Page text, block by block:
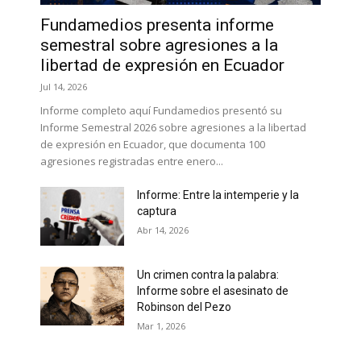
Fundamedios presenta informe
semestral sobre agresiones a la
libertad de expresión en Ecuador
Jul 14, 2026
Informe completo aquí Fundamedios presentó su
Informe Semestral 2026 sobre agresiones a la libertad
de expresión en Ecuador, que documenta 100
agresiones registradas entre enero...
Informe: Entre la intemperie y la
captura
Abr 14, 2026
Un crimen contra la palabra:
Informe sobre el asesinato de
Robinson del Pezo
Mar 1, 2026